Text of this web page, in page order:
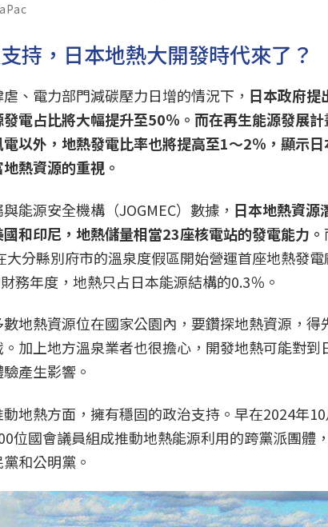
持，日本地熱大開發時代來了？
、電力部門減碳壓力日增的情況下， 日本政府提
電占比將大幅提升至50％。而在再生能源發展
以外，地熱發電比率也將提高至1～2％，顯示
熱資源的重視。
能源安全機構（JOGMEC）數據， 日本地熱資源
和印尼，地熱儲量相當23座核電站的發電能力。
大分縣別府市的溫泉度假區開始營運首座地熱發
務年度，地熱只占日本能源結構的0.3％。
地熱資源位在國家公園內，要鑽探地熱資源，得
加上地方溫泉業者也很擔心，開發地熱可能對到
產生影響。
地熱方面，擁有穩固的政治支持。早在2024年
位國會議員組成推動地熱能源利用的跨黨派團體
和公明黨。